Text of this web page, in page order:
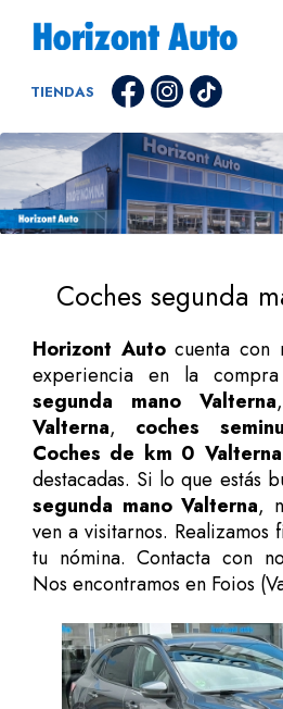
TIENDAS
Coches segunda
Horizont Autocuenta con
experiencia en la
segunda mano Valterna
Valterna, coches
Coches de km 0 Valterna
destacadas. Si lo que estás
segunda mano Valterna,
ven a visitarnos. Realizamos
tu nómina. Contacta con
Nos encontramos en Foios